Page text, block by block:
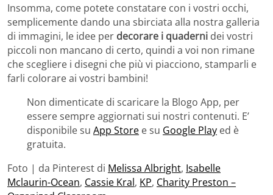
Insomma, come potete constatare con i vostri occhi,
semplicemente dando una sbirciata alla nostra galleria
di immagini, le idee per decorare i quaderni dei vostri
piccoli non mancano di certo, quindi a voi non rimane
che scegliere i disegni che più vi piacciono, stamparli e
farli colorare ai vostri bambini!
Non dimenticate di scaricare la Blogo App, per
essere sempre aggiornati sui nostri contenuti. E’
disponibile su App Store e su Google Play ed è
gratuita.
Foto | da Pinterest di Melissa Albright, Isabelle
Mclaurin-Ocean, Cassie Kral, KP, Charity Preston –